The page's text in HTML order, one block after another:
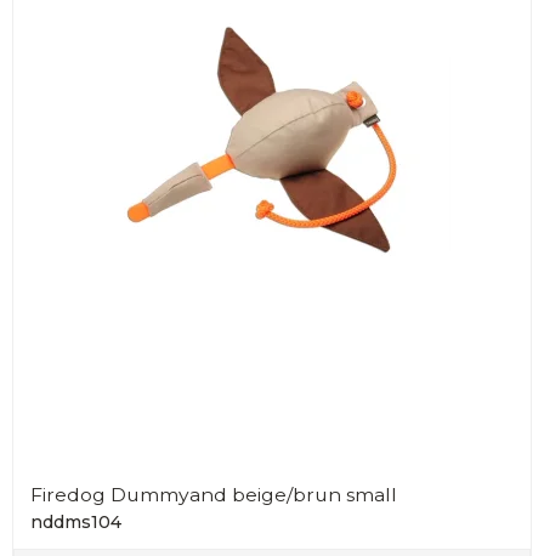
Firedog Dummyand beige/brun small
nddms104